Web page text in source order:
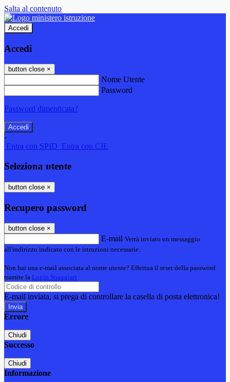
Salta al contenuto
Accedi
Accedi
button close ×
Nome Utente
Password
Password dimenticata?
-
Entra con SPID Entra con CIE
Seleziona utente
button close ×
Recupero password
button close ×
E-mail Verrà inviato un messaggio
all'indirizzo indicato con le istruzioni necessarie.
Non hai una e-mail associata al nome utente? Effettua il reset della password
tramite la Login Spaggiari
E-mail inviata, si prega di controllare la casella di posta elettronica!
Errore
Chiudi
Successo
Chiudi
Informazione